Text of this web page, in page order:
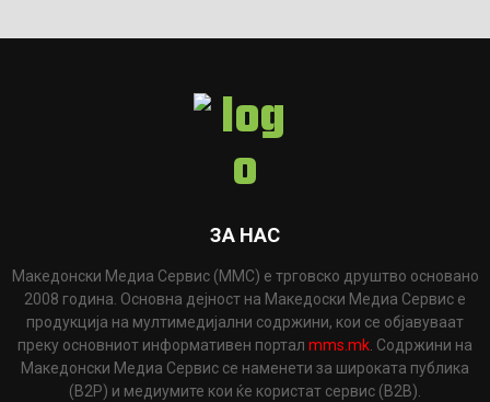
ЗА НАС
Македонски Медиа Сервис (ММС) е трговско друштво основано
2008 година. Основна дејност на Македоски Медиа Сервис е
продукција на мултимедијални содржини, кои се објавуваат
преку основниот информативен портал mms.mk . Содржини на
Македонски Медиа Сервис се наменети за широката публика
(B2P) и медиумите кои ќе користат сервис (B2B).